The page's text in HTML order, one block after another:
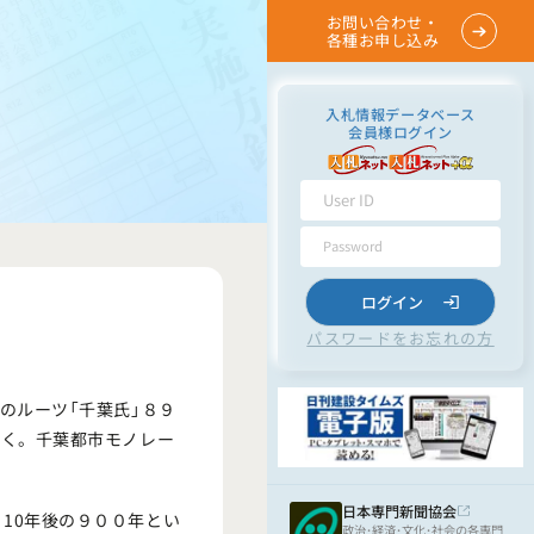
ーツ「千葉氏」８９
。千葉都市モノレー
年後の９００年とい
お問い合わせ・
各種お申し込み
入札情報データベース
会員様ログイン
ログイン
パスワードをお忘れの方
日本専門新聞協会
政治･経済･文化･社会の各専門